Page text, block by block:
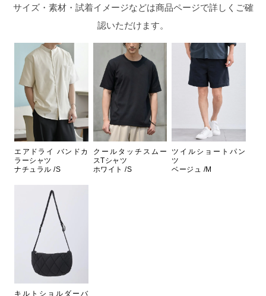
サイズ・素材・試着イメージなどは商品ページで詳しくご確
認いただけます。
エアドライ バンドカ
ラーシャツ
ナチュラル /S
クールタッチスムー
スTシャツ
ホワイト /S
ツイルショートパン
ツ
ベージュ /M
キルトショルダーバ